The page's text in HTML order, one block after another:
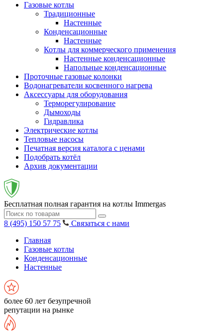
Газовые котлы
Традиционные
Настенные
Конденсационные
Настенные
Котлы для коммерческого применения
Настенные конденсационные
Напольные конденсационные
Проточные газовые колонки
Водонагреватели косвенного нагрева
Аксессуары для оборудования
Терморегулирование
Дымоходы
Гидравлика
Электрические котлы
Тепловые насосы
Печатная версия каталога с ценами
Подобрать котёл
Архив документации
Бесплатная полная гарантия на котлы Immergas
8 (495) 150 57 75
Связаться с нами
Главная
Газовые котлы
Конденсационные
Настенные
более 60 лет безупречной
репутации на рынке